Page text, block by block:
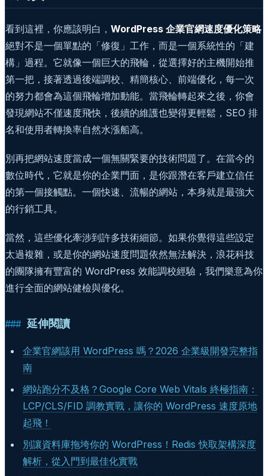
看到這裡，你應該明白， WordPress 企業官網速度優化策略
絕對不是一個單點的「修復」工作，而是一個系統性的「建
構」過程。它就像一個巨大的飛輪，從選擇好的主機開始推
第一把，接著透過後端調校、精簡核心、前端優化，每一次
的努力都會為這個飛輪增加動能。當飛輪轉起來之後，你會
發現網站不僅速度飛快，後續的維護也變得更輕鬆，SEO 排
名和使用者轉換率自然水漲船高。
別再把網站速度當成一個無關緊要的技術問題了。在當今的
數位時代，它就是你的企業門面，是你跟潛在客戶建立信任
的第一個接觸點。一個快速、流暢的網站，本身就是最強大
的行銷工具。
當然，這些優化牽涉到許多技術細節。如果你覺得這些設定
太過複雜，或是你的網站速度問題依然無法解決，浪花科技
的團隊擁有豐富的 WordPress 效能調校經驗，我們樂意為你
進行全面的網站健檢與優化。
延伸閱讀
企業官網該用 WordPress 嗎？2026 企業級開發完整指
南
網站跑分不及格？Google Core Web Vitals 終極指南：
LCP/CLS/FID 調教實戰，讓你的 WordPress 速度原地
起飛！
別讓資料庫拖垮你的 WordPress！Redis 快取架構深度
解析，從入門到最佳化實戰